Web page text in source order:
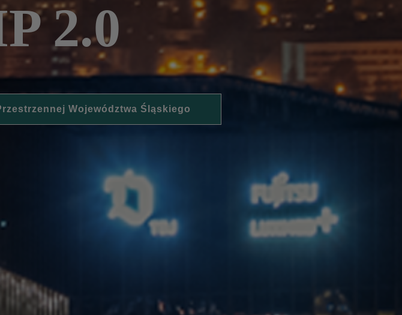
2.0
Województwa Śląskiego